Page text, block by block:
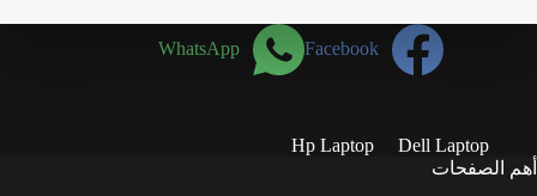
هو:
27,000.00 EGP.
هو:
26,000.00 EGP.Facebook
WhatsApp
Dell Laptop
Hp Laptop
أهم الصفحات